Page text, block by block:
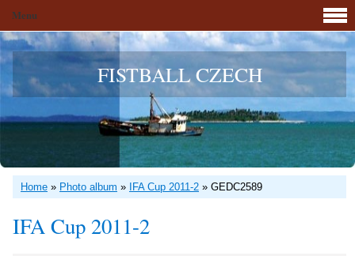
FISTBALL CZECH
Home » Photo album » IFA Cup 2011-2 » GEDC2589
IFA Cup 2011-2
Menu